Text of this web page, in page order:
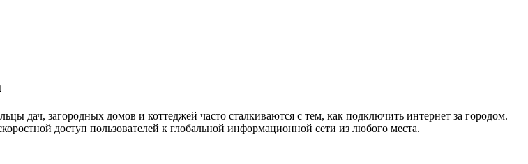
дач, загородных домов и коттеджей часто сталкиваются с тем, как подключить интернет за городом.
доступ пользователей к глобальной информационной сети из любого места.